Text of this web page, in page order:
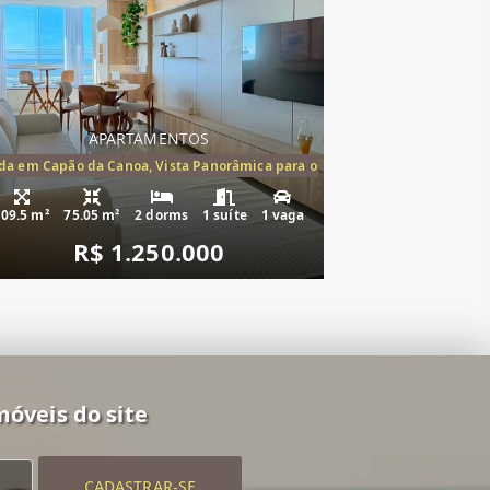
à venda Cap
APARTAMENTOS
em Capão da Canoa, Vista Panorâmica para o Mar, 2
m² 75.05 m² 2 dorms 1 suíte 1 vaga
R$ 1.250.000
do site